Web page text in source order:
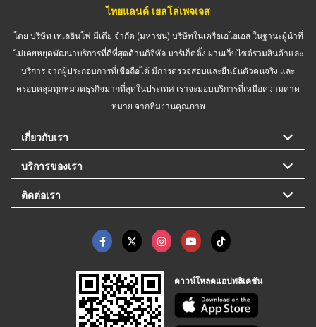
ไทยแลนด์ เยลโล่เพจเจส
โดย บริษัท เทเลอินโฟ มีเดีย จำกัด (มหาชน) บริษัทในเครือเอไอเอส ในฐานะผู้นำที่
ไม่เคยหยุดพัฒนาบริการที่ดีที่สุดด้านดิจิทัล มาร์เก็ตติ้ง ผ่านเว็บไซต์รวมสินค้าและ
บริการ จากผู้ประกอบการที่เชื่อถือได้ มีการตรวจสอบและยืนยันตัวตนจริง และ
ครอบคลุมทุกหมวดธุรกิจมากที่สุดในประเทศ เราจะมอบบริการที่เหนือความคาด
หมาย จากทีมงานคุณภาพ
เกี่ยวกับเรา
บริการของเรา
ติดต่อเรา
ดาวน์โหลดแอปพลิเคชัน